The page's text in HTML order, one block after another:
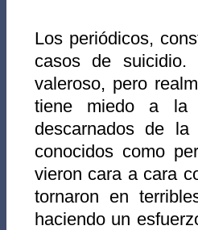
Los periódicos,
casos de
valeroso, pero
tiene miedo a la
descarnados de
conocidos como
vieron cara a cara
tornaron en
haciendo un